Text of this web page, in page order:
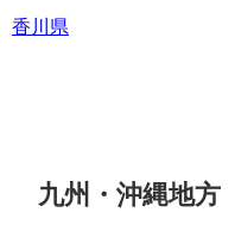
香川県
九州・沖縄地方